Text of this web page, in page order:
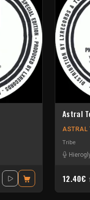
Astral
ASTRAL
Tribe
12.40€